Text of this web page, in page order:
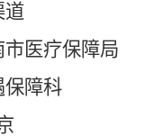
道
医疗保障局
保障科